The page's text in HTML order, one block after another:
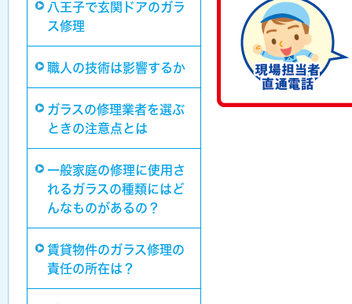
八王子で玄関ドアのガラ
ス修理
職人の技術は影響するか
ガラスの修理業者を選ぶ
ときの注意点とは
一般家庭の修理に使用さ
れるガラスの種類にはど
んなものがあるの？
賃貸物件のガラス修理の
責任の所在は？